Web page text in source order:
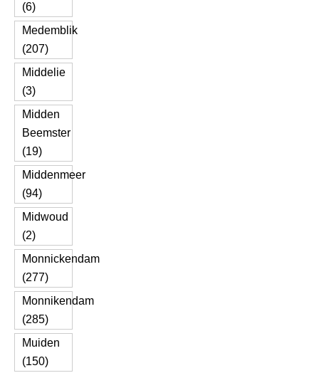
(6)
Medemblik
(207)
Middelie
(3)
Midden
Beemster
(19)
Middenmeer
(94)
Midwoud
(2)
Monnickendam
(277)
Monnikendam
(285)
Muiden
(150)